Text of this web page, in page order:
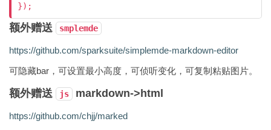
额外赠送 smplemde
https://github.com/sparksuite/simplemde-markdown-editor
可隐藏bar，可设置最小高度，可侦听变化，可复制粘贴图片。
额外赠送 js markdown->html
https://github.com/chjj/marked